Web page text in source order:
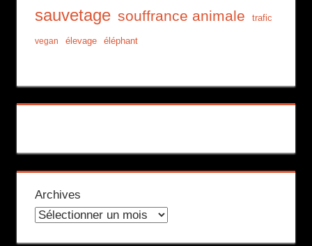
sauvetage souffrance animale trafic
vegan élevage éléphant
Archives